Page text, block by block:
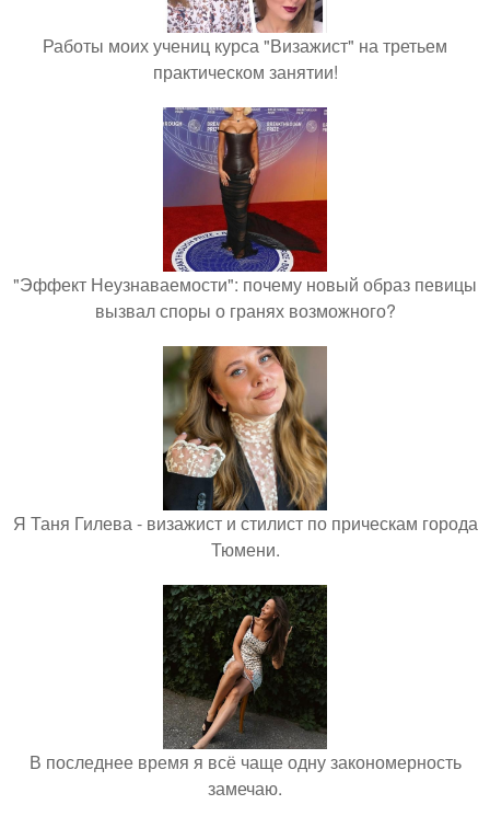
Работы моих учениц курса "Визажист" на третьем
практическом занятии!
"Эффект Неузнаваемости": почему новый образ певицы
вызвал споры о гранях возможного?
Я Таня Гилева - визажист и стилист по прическам города
Тюмени.
В последнее время я всё чаще одну закономерность
замечаю.